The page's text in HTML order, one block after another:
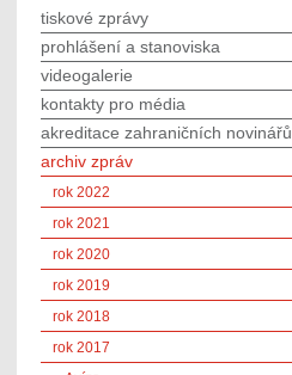
tiskové zprávy
prohlášení a stanoviska
videogalerie
kontakty pro média
akreditace zahraničních novinářů
archiv zpráv
rok 2022
rok 2021
rok 2020
rok 2019
rok 2018
rok 2017